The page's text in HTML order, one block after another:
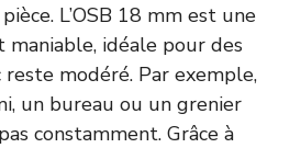
L’OSB 18 mm est une
idéale pour des
modéré. Par exemple,
un bureau ou un grenier
constamment. Grâce à